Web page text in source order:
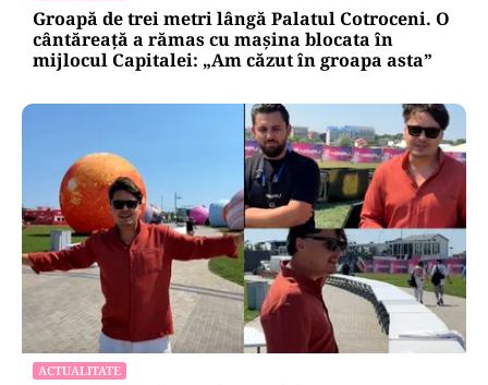
Groapă de trei metri lângă Palatul Cotroceni. O
cântăreață a rămas cu mașina blocata în
mijlocul Capitalei: „Am căzut în groapa asta”
ACTUALITATE